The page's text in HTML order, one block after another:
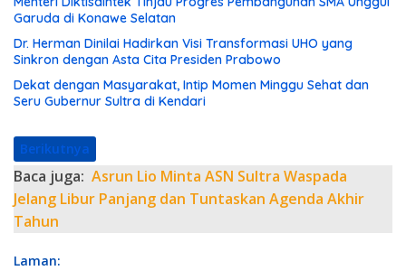
Garuda di Konawe Selatan
Dr. Herman Dinilai Hadirkan Visi Transformasi UHO yang
Sinkron dengan Asta Cita Presiden Prabowo
Dekat dengan Masyarakat, Intip Momen Minggu Sehat dan
Seru Gubernur Sultra di Kendari
Berikutnya
Baca juga: Asrun Lio Minta ASN Sultra Waspada
Jelang Libur Panjang dan Tuntaskan Agenda Akhir
Tahun
Laman: